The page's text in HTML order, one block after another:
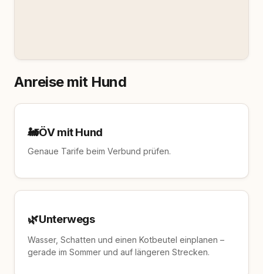
Anreise mit Hund
🚂ÖV mit Hund
Genaue Tarife beim Verbund prüfen.
🌿Unterwegs
Wasser, Schatten und einen Kotbeutel einplanen –
gerade im Sommer und auf längeren Strecken.